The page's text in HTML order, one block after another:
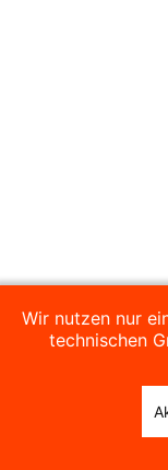
Wir nutzen nur
technischen